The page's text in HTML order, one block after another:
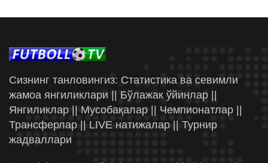
Сизнинг танловингиз: Статистика ва севимли
жамоа янгиликлари || Бўлажак ўйинлар ||
Янгиликлар || Мусобақалар || Чемпионатлар ||
Трансферлар || LIVE натижалар || Турнир
жадваллари